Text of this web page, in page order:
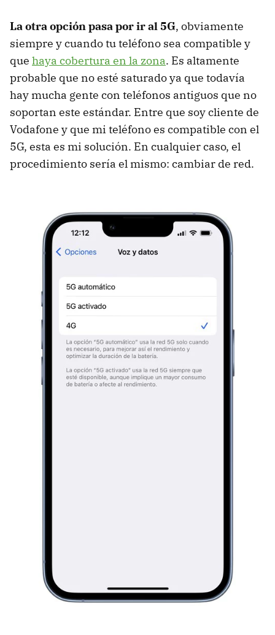
La otra opción pasa por ir al 5G, obviamente
siempre y cuando tu teléfono sea compatible y
que haya cobertura en la zona. Es altamente
probable que no esté saturado ya que todavía
hay mucha gente con teléfonos antiguos que no
soportan este estándar. Entre que soy cliente de
Vodafone y que mi teléfono es compatible con el
5G, esta es mi solución. En cualquier caso, el
procedimiento sería el mismo: cambiar de red.